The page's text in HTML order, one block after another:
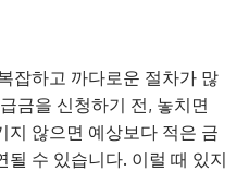
잡하고 까다로운 절차가 많
금을 신청하기 전, 놓치면
지 않으면 예상보다 적은 금
될 수 있습니다. 이럴 때 있지